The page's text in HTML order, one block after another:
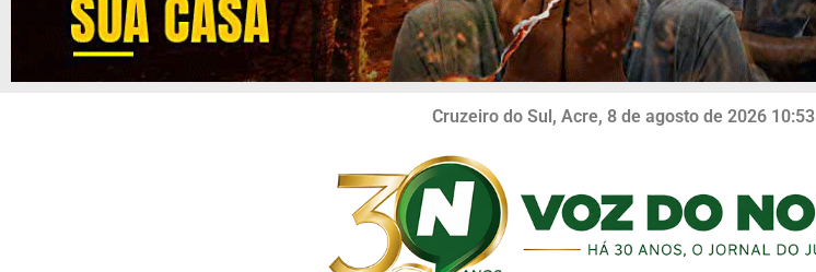
Cruzeiro do Sul, Acre, 8 de agosto de 2026 10:53